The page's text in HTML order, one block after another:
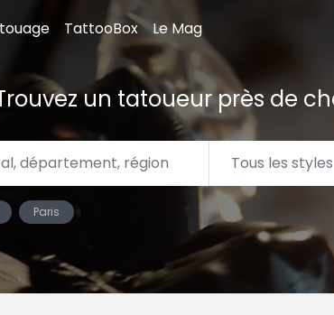
TattooBox Le Mag
un tatoueur près de
Paris